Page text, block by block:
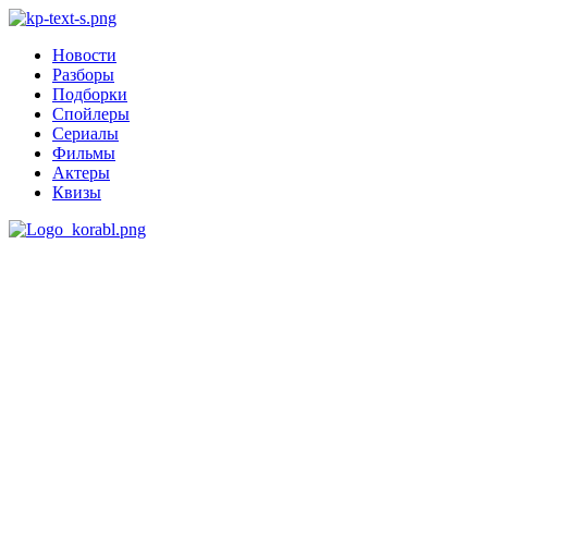
Новости
Разборы
Подборки
Спойлеры
Сериалы
Фильмы
Актеры
Квизы